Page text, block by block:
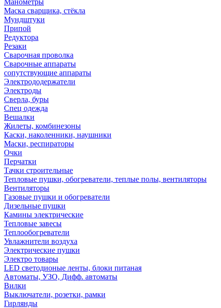
Манометры
Маска сварщика, стёкла
Мундштуки
Припой
Редуктора
Резаки
Сварочная проволка
Сварочные аппараты
сопутствующие аппараты
Электрододержатели
Электроды
Сверла, буры
Спец одежда
Вешалки
Жилеты, комбинезоны
Каски, наколенники, наушники
Маски, респираторы
Очки
Перчатки
Тачки строительные
Тепловые пушки, обогреватели, теплые полы, вентиляторы
Вентиляторы
Газовые пушки и обогреватели
Дизельные пушки
Камины электрические
Тепловые завесы
Теплообогреватели
Увлажнители воздуха
Электрические пушки
Электро товары
LED светодионые ленты, блоки питаная
Автоматы, УЗО, Дифф. автоматы
Вилки
Выключатели, розетки, рамки
Гирлянды